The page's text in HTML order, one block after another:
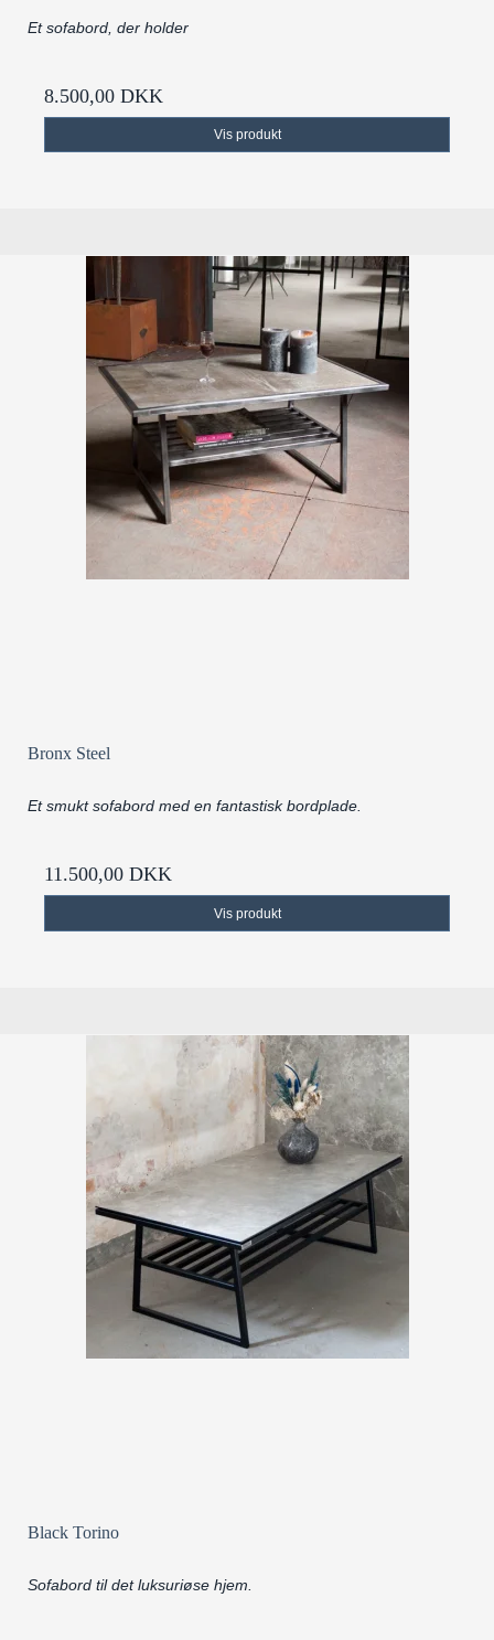
Et sofabord, der holder
8.500,00 DKK
Vis produkt
Bronx Steel
Et smukt sofabord med en fantastisk bordplade.
11.500,00 DKK
Vis produkt
Black Torino
Sofabord til det luksuriøse hjem.